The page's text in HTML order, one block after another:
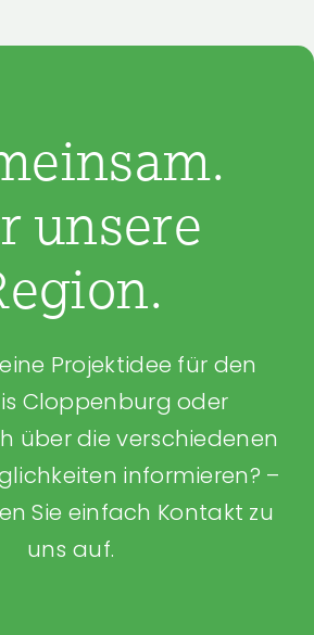
unsere
Projektidee für den
Cloppenburg oder
über die verschiedenen
informieren? –
Sie einfach Kontakt zu
uns auf.